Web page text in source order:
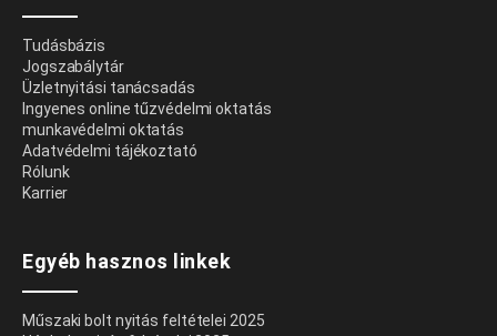
Tudásbázis
Jogszabálytár
Üzletnyitási tanácsadás
Ingyenes online tűzvédelmi oktatás
munkavédelmi oktatás
Adatvédelmi tájékoztató
Rólunk
Karrier
Egyéb hasznos linkek
Műszaki bolt nyitás feltételei 2025